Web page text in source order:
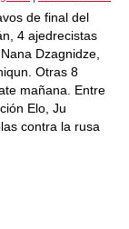
de final del
4 ajedrecistas
Dzagnidze,
Otras 8
mañana. Entre
Elo, Ju
contra la rusa